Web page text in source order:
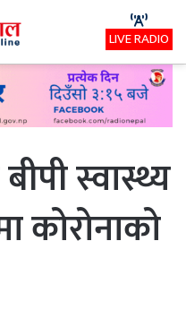
LIVE RADIO
स्वास्थ्य
कोरोनाको